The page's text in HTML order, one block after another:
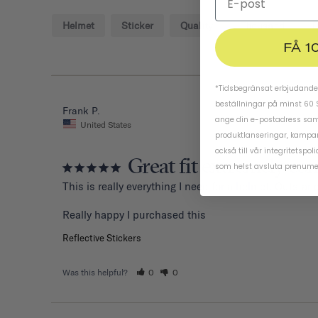
Helmet Sticker Quality Thousand
Frank P.
United States
Great fit extremely
This is really everything I need for a helmet.
Reflective Stickers
Was this helpful? 0 0
FÅ
*Tidsbegränsat
beställningar på minst 60
ange din e-postadress
produktlanseringar,
också till vår
som helst avsluta